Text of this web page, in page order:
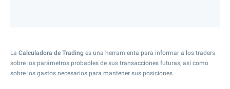
La Calculadora de Trading es una herramienta para informar a los traders
sobre los parámetros probables de sus transacciones futuras, así como
sobre los gastos necesarios para mantener sus posiciones.